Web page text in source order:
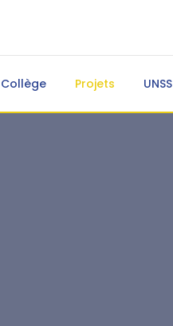
Collège Projets UNSS